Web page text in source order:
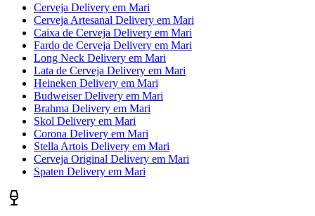
Cerveja Delivery em Mari
Cerveja Artesanal Delivery em Mari
Caixa de Cerveja Delivery em Mari
Fardo de Cerveja Delivery em Mari
Long Neck Delivery em Mari
Lata de Cerveja Delivery em Mari
Heineken Delivery em Mari
Budweiser Delivery em Mari
Brahma Delivery em Mari
Skol Delivery em Mari
Corona Delivery em Mari
Stella Artois Delivery em Mari
Cerveja Original Delivery em Mari
Spaten Delivery em Mari